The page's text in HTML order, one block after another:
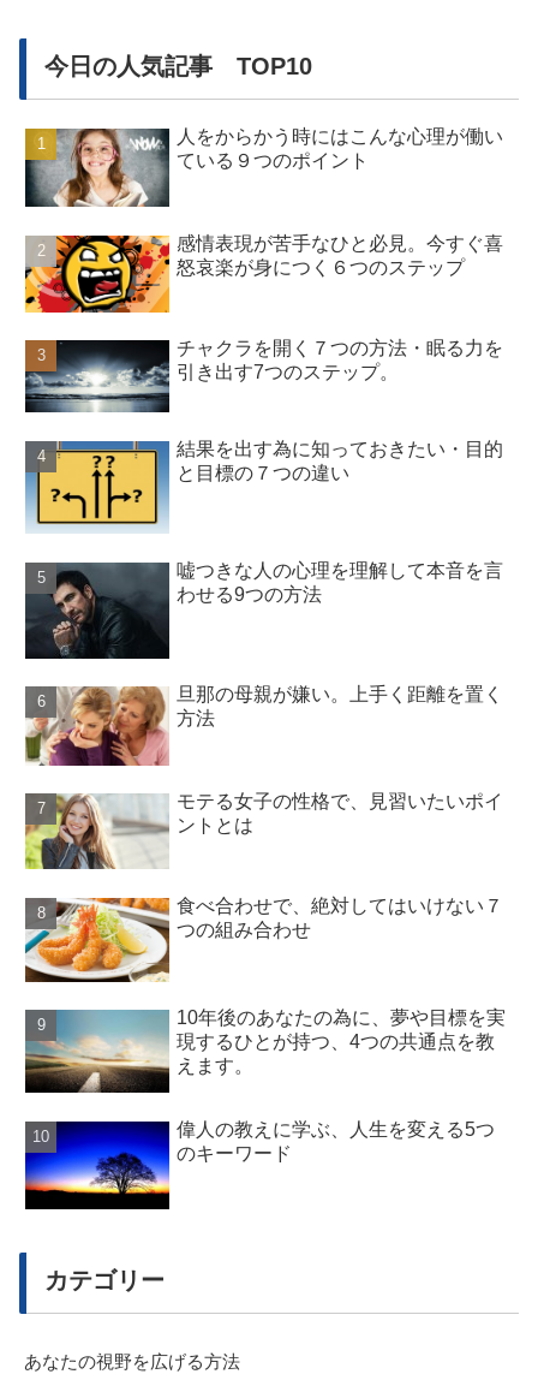
今日の人気記事 TOP10
人をからかう時にはこんな心理が働い
ている９つのポイント
感情表現が苦手なひと必見。今すぐ喜
怒哀楽が身につく６つのステップ
チャクラを開く７つの方法・眠る力を
引き出す7つのステップ。
結果を出す為に知っておきたい・目的
と目標の７つの違い
嘘つきな人の心理を理解して本音を言
わせる9つの方法
旦那の母親が嫌い。上手く距離を置く
方法
モテる女子の性格で、見習いたいポイ
ントとは
食べ合わせで、絶対してはいけない７
つの組み合わせ
10年後のあなたの為に、夢や目標を実
現するひとが持つ、4つの共通点を教
えます。
偉人の教えに学ぶ、人生を変える5つ
のキーワード
カテゴリー
あなたの視野を広げる方法